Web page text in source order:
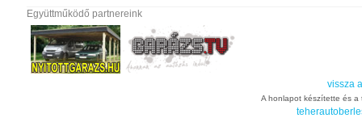
Együttműködő partnereink
vissza
A honlapot készítette és